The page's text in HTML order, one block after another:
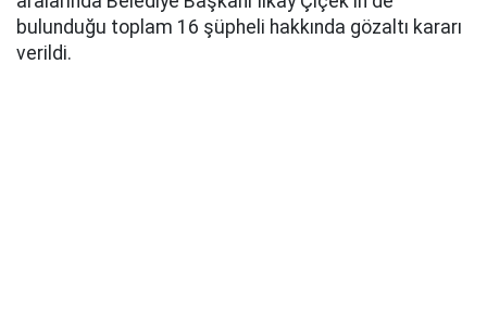
bulunduğu toplam 16 şüpheli hakkında gözaltı kararı
verildi.